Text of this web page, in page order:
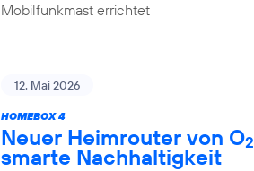
Mobilfunkmast errichtet
12. Mai 2026
HOMEBOX 4
Neuer Heimrouter von O2
smarte Nachhaltigkeit